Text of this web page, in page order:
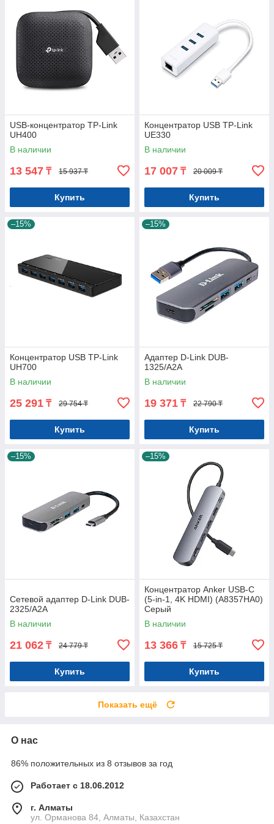
USB-концентратор TP-Link
UH400
В наличии
13 547 ₸ 15 937 ₸
Купить
Концентратор USB TP-Link
UE330
В наличии
17 007 ₸ 20 009 ₸
Купить
–15%
Концентратор USB TP-Link
UH700
В наличии
25 291 ₸ 29 754 ₸
Купить
–15%
Адаптер D-Link DUB-
1325/A2A
В наличии
19 371 ₸ 22 790 ₸
Купить
–15%
Сетевой адаптер D-Link DUB-
2325/A2A
В наличии
21 062 ₸ 24 779 ₸
Купить
–15%
Концентратор Anker USB-C
(5-in-1, 4K HDMI) (A8357HA0)
Серый
В наличии
13 366 ₸ 15 725 ₸
Купить
Показать ещё
О нас
86% положительных из 8 отзывов за год
Работает с 18.06.2012
г. Алматы
ул. Орманова 84, Алматы, Казахстан